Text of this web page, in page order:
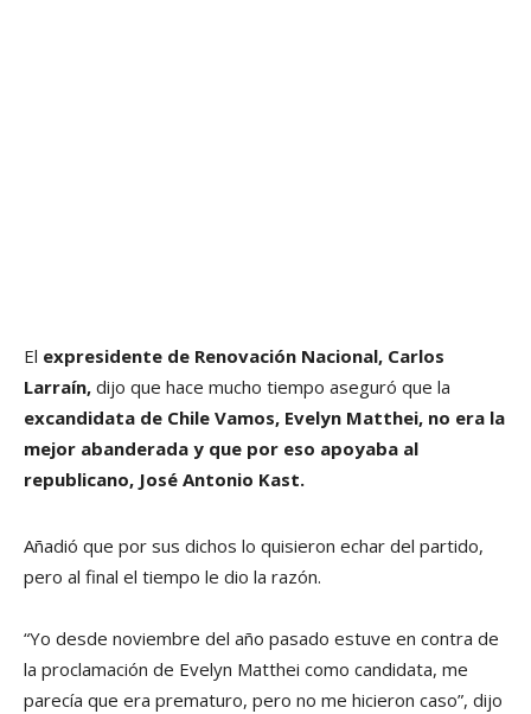
El expresidente de Renovación Nacional, Carlos
Larraín, dijo que hace mucho tiempo aseguró que la
excandidata de Chile Vamos, Evelyn Matthei, no era la
mejor abanderada y que por eso apoyaba al
republicano, José Antonio Kast.
Añadió que por sus dichos lo quisieron echar del partido,
pero al final el tiempo le dio la razón.
“Yo desde noviembre del año pasado estuve en contra de
la proclamación de Evelyn Matthei como candidata, me
parecía que era prematuro, pero no me hicieron caso”, dijo